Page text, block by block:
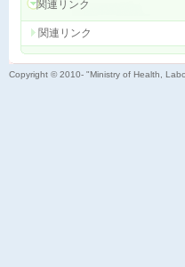
関連リンク
関連リンク
Copyright © 2010- "Ministry of Health,